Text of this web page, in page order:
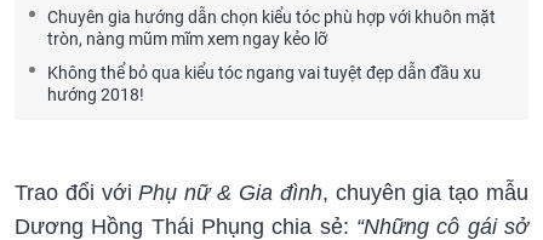
Chuyên gia hướng dẫn chọn kiểu tóc phù hợp với khuôn mặt
tròn, nàng mũm mĩm xem ngay kẻo lỡ
Không thể bỏ qua kiểu tóc ngang vai tuyệt đẹp dẫn đầu xu
hướng 2018!
Trao đổi vớiPhụ nữ & Gia đình, chuyên gia tạo mẫu
Dương Hồng Thái Phụng chia sẻ: “Những cô gái sở